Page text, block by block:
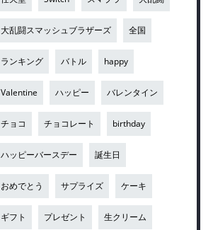
大乱闘スマッシュブラザーズ 全国
ランキング バトル happy
Valentine ハッピー バレンタイン
チョコ チョコレート birthday
ハッピーバースデー 誕生日
おめでとう サプライズ ケーキ
ギフト プレゼント 生クリーム